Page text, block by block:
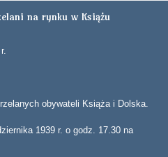
na rynku w Książu
obywateli Książa i Dolska.
1939 r. o godz. 17.30 na